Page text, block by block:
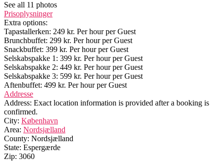
See all 11 photos
Prisoplysninger
Extra options:
Tapastallerken: 249 kr. Per hour per Guest
Brunchbuffet: 299 kr. Per hour per Guest
Snackbuffet: 399 kr. Per hour per Guest
Selskabspakke 1: 399 kr. Per hour per Guest
Selskabspakke 2: 449 kr. Per hour per Guest
Selskabspakke 3: 599 kr. Per hour per Guest
Aftenbuffet: 499 kr. Per hour per Guest
Addresse
Address: Exact location information is provided after a booking is
confirmed.
City: København
Area: Nordsjælland
County: Nordsjælland
State: Espergærde
Zip: 3060